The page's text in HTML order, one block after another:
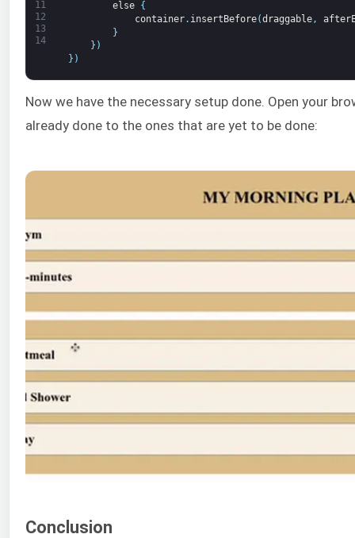
11
12
13
14
else
{
container. insertBefore(draggable,
}
} )
} )
Now we have the necessary setup done. Open your
already done to the ones that are yet to be done:
Conclusion